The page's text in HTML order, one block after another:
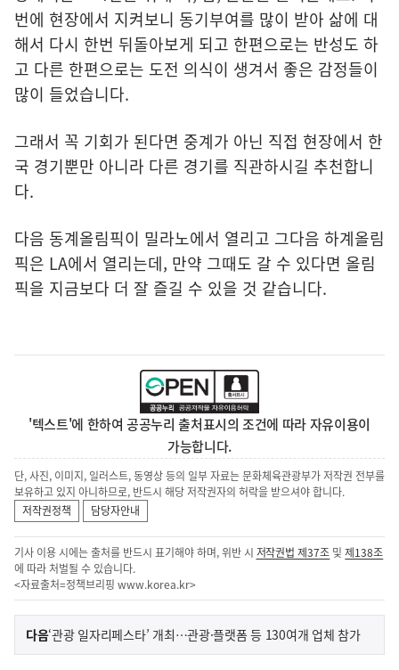
번에 현장에서 지켜보니 동기부여를 많이 받아 삶에 대
해서 다시 한번 뒤돌아보게 되고 한편으로는 반성도 하
고 다른 한편으로는 도전 의식이 생겨서 좋은 감정들이
많이 들었습니다.
그래서 꼭 기회가 된다면 중계가 아닌 직접 현장에서 한
국 경기뿐만 아니라 다른 경기를 직관하시길 추천합니
다.
다음 동계올림픽이 밀라노에서 열리고 그다음 하계올림
픽은 LA에서 열리는데, 만약 그때도 갈 수 있다면 올림
픽을 지금보다 더 잘 즐길 수 있을 것 같습니다.
'텍스트'에 한하여 공공누리 출처표시의 조건에 따라 자유이용이
가능합니다.
단, 사진, 이미지, 일러스트, 동영상 등의 일부 자료는 문화체육관광부가 저작권 전부를
보유하고 있지 아니하므로, 반드시 해당 저작권자의 허락을 받으셔야 합니다.
저작권정책
담당자안내
기사 이용 시에는 출처를 반드시 표기해야 하며, 위반 시 저작권법 제37조 및제138조
에 따라 처벌될 수 있습니다.
<자료출처=정책브리핑 www.korea.kr>
이
전
다음기
‘관광 일자리페스타’ 개최…관광·플랫폼 등 130여개 업체 참가